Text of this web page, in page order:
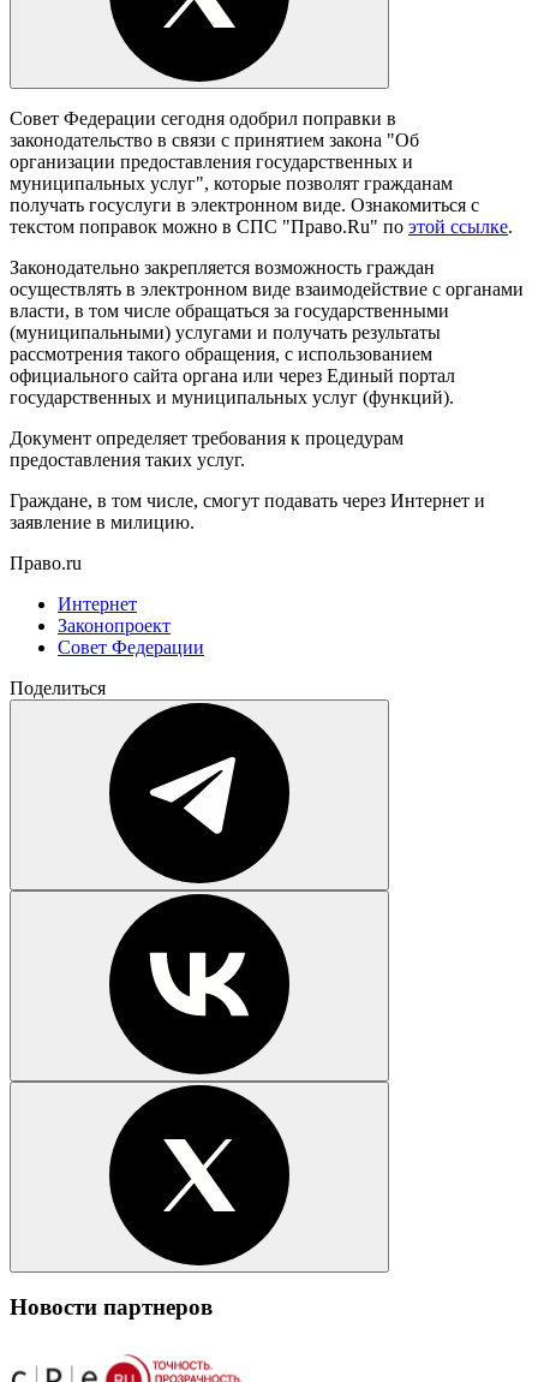
Совет Федерации сегодня одобрил поправки в
законодательство в связи с принятием закона "Об
организации предоставления государственных и
муниципальных услуг", которые позволят гражданам
получать госуслуги в электронном виде. Ознакомиться с
текстом поправок можно в СПС "Право.Ru" по этой ссылке.
Законодательно закрепляется возможность граждан
осуществлять в электронном виде взаимодействие с органами
власти, в том числе обращаться за государственными
(муниципальными) услугами и получать результаты
рассмотрения такого обращения, с использованием
официального сайта органа или через Единый портал
государственных и муниципальных услуг (функций).
Документ определяет требования к процедурам
предоставления таких услуг.
Граждане, в том числе, смогут подавать через Интернет и
заявление в милицию.
Право.ru
Интернет
Законопроект
Совет Федерации
Поделиться
Новости партнеров